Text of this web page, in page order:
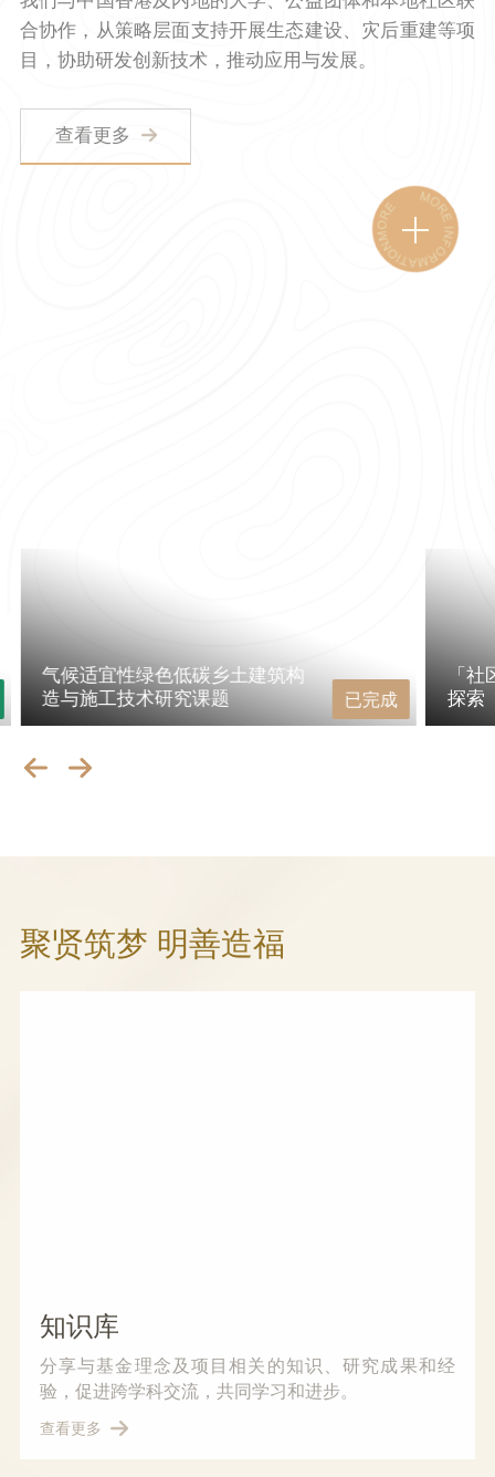
合协作，从策略层面支持开展生态建设、灾后重建等项
目，协助研发创新技术，推动应用与发展。
查看更多
气候适宜性绿色低碳乡土建筑构
造与施工技术研究课题
已完成
「
探索
聚贤筑梦 明善造福​
知识库
分享与基金理念及项目相关的知识、研究成果和经
验，促进跨学科交流，共同学习和进步。
查看更多